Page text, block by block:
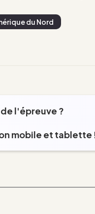
du Nord
l'épreuve ?
mobile et tablette